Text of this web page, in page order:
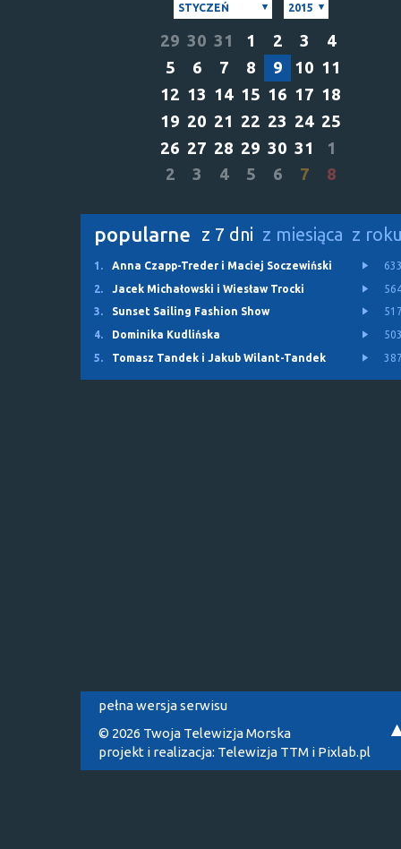
STYCZEŃ 2015
29 30 31 1 2 3
4
5
6 7 8 9 10 11
12 13 14 15 16 17 18
19 20 21 22 23 24 25
26 27 28 29 30 31
1
2
3 4 5 6 7 8
popularne z 7 dni z miesiąca z
1. Anna Czapp-Treder i Maciej Soczewiński
2.
Jacek Michałowski i Wiesław Trocki
3.
Sunset Sailing Fashion Show
4.
Dominika Kudlińska
5.
Tomasz Tandek i Jakub Wilant-Tandek
pełna wersja serwisu
© 2026 Twoja Telewizja Morska
projekt i realizacja: Telewizja TTM i Pixlab.pl